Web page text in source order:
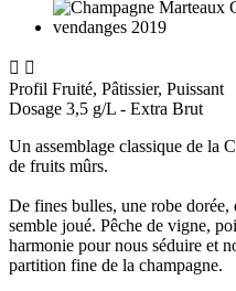
 
Profil Fruité, Pâtissier, Puissant
Dosage 3,5 g/L - Extra Brut
Un assemblage classique de la
de fruits mûrs.
De fines bulles, une robe dorée,
semble joué. Pêche de vigne,
harmonie pour nous séduire et
partition fine de la champagne.